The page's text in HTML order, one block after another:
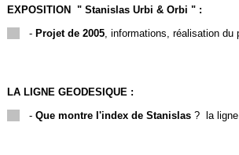
EXPOSITION " Stanislas Urbi & Orbi " :
- Projet de 2005, informations, réalisation du
LA LIGNE GEODESIQUE :
- Que montre l'index de Stanislas ? la